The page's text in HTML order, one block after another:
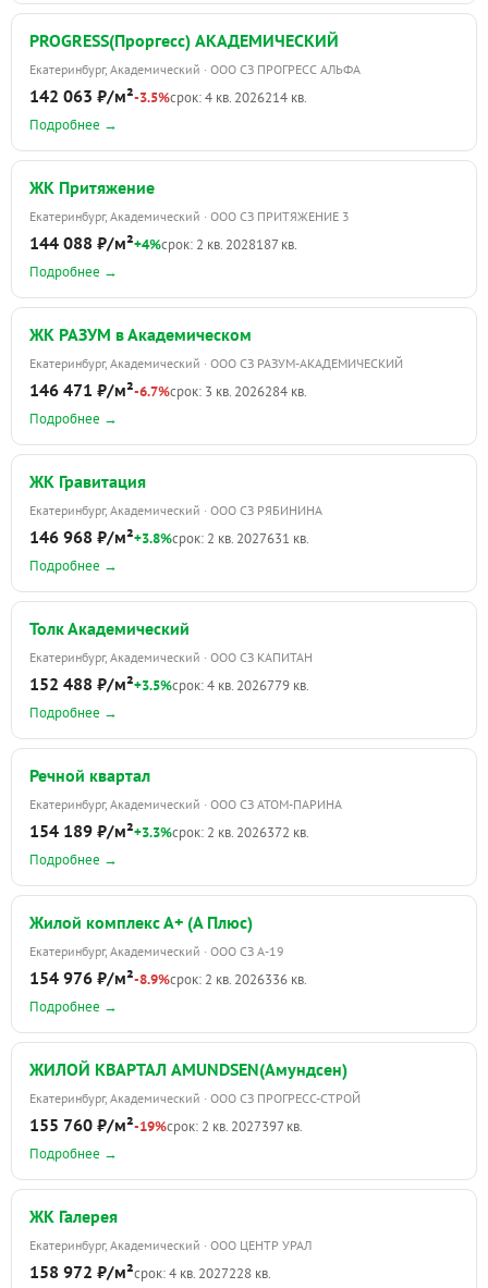
PROGRESS(Проргесс) АКАДЕМИЧЕСКИЙ
Екатеринбург, Академический · ООО СЗ ПРОГРЕСС АЛЬФА
142 063 ₽/м²-3.5%срок: 4 кв. 2026214 кв.
Подробнее →
ЖК Притяжение
Екатеринбург, Академический · ООО СЗ ПРИТЯЖЕНИЕ 3
144 088 ₽/м²+4%срок: 2 кв. 2028187 кв.
Подробнее →
ЖК РАЗУМ в Академическом
Екатеринбург, Академический · ООО СЗ РАЗУМ-АКАДЕМИЧЕСКИЙ
146 471 ₽/м²-6.7%срок: 3 кв. 2026284 кв.
Подробнее →
ЖК Гравитация
Екатеринбург, Академический · ООО СЗ РЯБИНИНА
146 968 ₽/м²+3.8%срок: 2 кв. 2027631 кв.
Подробнее →
Толк Академический
Екатеринбург, Академический · ООО СЗ КАПИТАН
152 488 ₽/м²+3.5%срок: 4 кв. 2026779 кв.
Подробнее →
Речной квартал
Екатеринбург, Академический · ООО СЗ АТОМ-ПАРИНА
154 189 ₽/м²+3.3%срок: 2 кв. 2026372 кв.
Подробнее →
Жилой комплекс А+ (А Плюс)
Екатеринбург, Академический · ООО СЗ А-19
154 976 ₽/м²-8.9%срок: 2 кв. 2026336 кв.
Подробнее →
ЖИЛОЙ КВАРТАЛ AMUNDSEN(Амундсен)
Екатеринбург, Академический · ООО СЗ ПРОГРЕСС-СТРОЙ
155 760 ₽/м²-19%срок: 2 кв. 2027397 кв.
Подробнее →
ЖК Галерея
Екатеринбург, Академический · ООО ЦЕНТР УРАЛ
158 972 ₽/м²срок: 4 кв. 2027228 кв.